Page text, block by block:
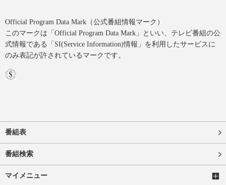
Official Program Data Mark（公式番組情報マーク）
このマークは「Official Program Data Mark」といい、テレビ番組の公
式情報である「SI(Service Information)情報」を利用したサービスに
のみ表記が許されているマークです。
番組表
番組検索
マイメニュー